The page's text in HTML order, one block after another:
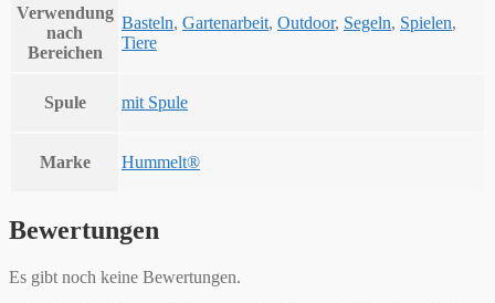
Verwendung
nach
Bereichen
Basteln, Gartenarbeit, Outdoor, Segeln, Spielen,
Tiere
Spule mit Spule
Marke Hummelt®
Bewertungen
Es gibt noch keine Bewertungen.